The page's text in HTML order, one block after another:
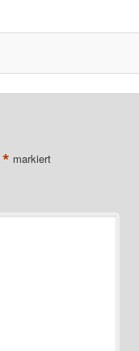
* markiert